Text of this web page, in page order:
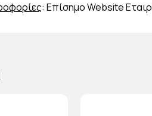
: Επίσημο Website